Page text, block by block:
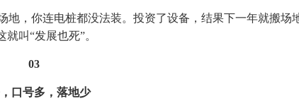
地，你连电桩都没法装。投资了设备，结果下一年就搬场
叫“发展也死”。
03
口号多，落地少